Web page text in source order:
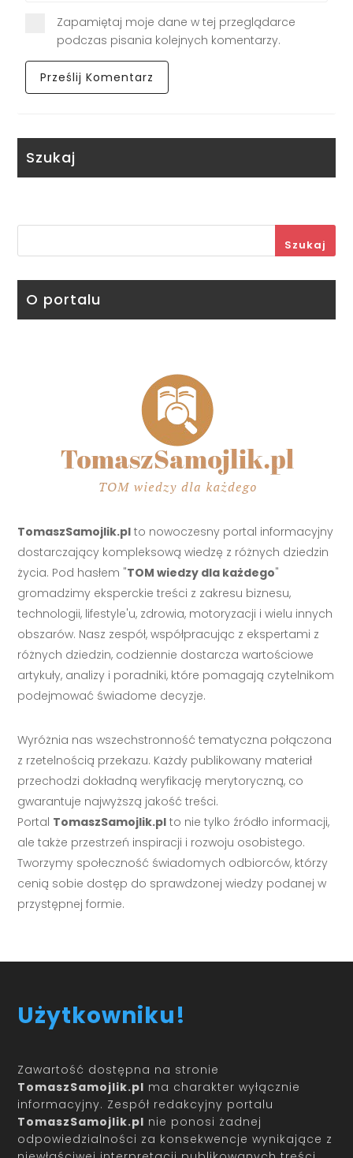
Zapamiętaj moje dane w tej przeglądarce
podczas pisania kolejnych komentarzy.
Szukaj
Szukaj
O portalu
TomaszSamojlik.pl to nowoczesny portal informacyjny
dostarczający kompleksową wiedzę z różnych dziedzin
życia. Pod hasłem "TOM wiedzy dla każdego"
gromadzimy eksperckie treści z zakresu biznesu,
technologii, lifestyle'u, zdrowia, motoryzacji i wielu innych
obszarów. Nasz zespół, współpracując z ekspertami z
różnych dziedzin, codziennie dostarcza wartościowe
artykuły, analizy i poradniki, które pomagają czytelnikom
podejmować świadome decyzje.
Wyróżnia nas wszechstronność tematyczna połączona
z rzetelnością przekazu. Każdy publikowany materiał
przechodzi dokładną weryfikację merytoryczną, co
gwarantuje najwyższą jakość treści.
Portal TomaszSamojlik.pl to nie tylko źródło informacji,
ale także przestrzeń inspiracji i rozwoju osobistego.
Tworzymy społeczność świadomych odbiorców, którzy
cenią sobie dostęp do sprawdzonej wiedzy podanej w
przystępnej formie.
Użytkowniku!
Zawartość dostępna na stronie
TomaszSamojlik.pl ma charakter wyłącznie
informacyjny. Zespół redakcyjny portalu
TomaszSamojlik.pl nie ponosi żadnej
odpowiedzialności za konsekwencje wynikające z